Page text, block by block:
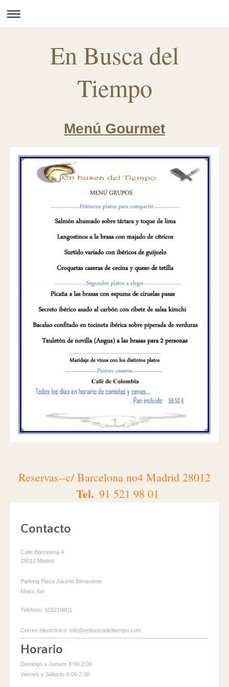
En Busca del
Tiempo
Menú Gourmet
Reservas--c/ Barcelona no4 Madrid 28012
Tel. 91 521 98 01
Contacto
Calle Barcelona 4
28012 Madrid
Parking Plaza Jacinto Benavente
Metro Sol
Teléfono: 915219801
Correo electrónico: info@enbuscadeltiempo.com
Horario
Domingo a Jueves 8:00-2:00
Viernes y Sábado 8:00-2:30